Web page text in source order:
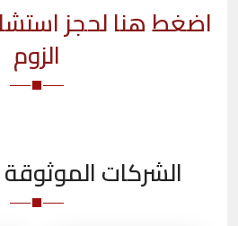
اضغط هنا لحجز
الزوم
الشركات